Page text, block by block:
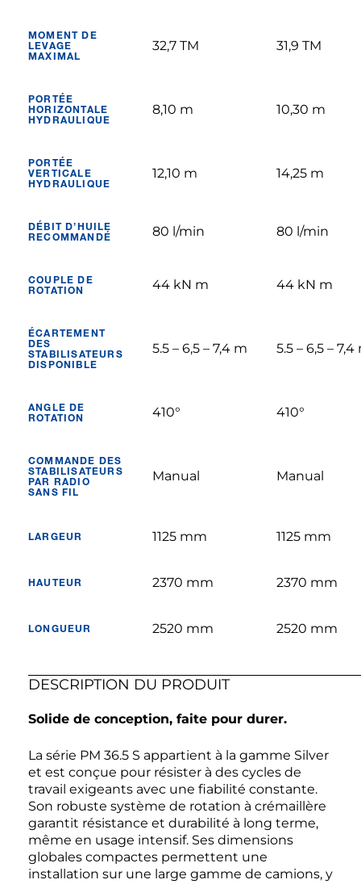
MOMENT DE
LEVAGE
MAXIMAL
32,7 TM 31,9 TM
PORTÉE
HORIZONTALE
HYDRAULIQUE
8,10 m 10,30 m
PORTÉE
VERTICALE
HYDRAULIQUE
12,10 m 14,25 m
DÉBIT D’HUILE
RECOMMANDÉ
80 l/min 80 l/min
COUPLE DE
ROTATION
44 kN m 44 kN m
ÉCARTEMENT
DES
STABILISATEURS
DISPONIBLE
5.5 – 6,5 – 7,4 m 5.5 – 6,5 – 7,4
ANGLE DE
ROTATION
410° 410°
COMMANDE DES
STABILISATEURS
PAR RADIO
SANS FIL
Manual Manual
LARGEUR 1125 mm 1125 mm
HAUTEUR 2370 mm 2370 mm
LONGUEUR 2520 mm 2520 mm
DESCRIPTION DU PRODUIT
Solide de conception, faite pour durer.
La série PM 36.5 S appartient à la gamme Silver
et est conçue pour résister à des cycles de
travail exigeants avec une fiabilité constante.
Son robuste système de rotation à crémaillère
garantit résistance et durabilité à long terme,
même en usage intensif. Ses dimensions
globales compactes permettent une
installation sur une large gamme de camions, y